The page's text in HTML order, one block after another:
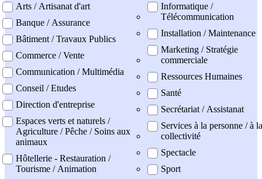
Arts / Artisanat d'art
Banque / Assurance
Bâtiment / Travaux Publics
Commerce / Vente
Communication / Multimédia
Conseil / Etudes
Direction d'entreprise
Espaces verts et naturels /
Agriculture / Pêche / Soins aux
animaux
Hôtellerie - Restauration /
Tourisme / Animation
Informatique /
Télécommunication
Installation / Maintenance
Marketing / Stratégie
commerciale
Ressources Humaines
Santé
Secrétariat / Assistanat
Services à la personne / à la
collectivité
Spectacle
Sport